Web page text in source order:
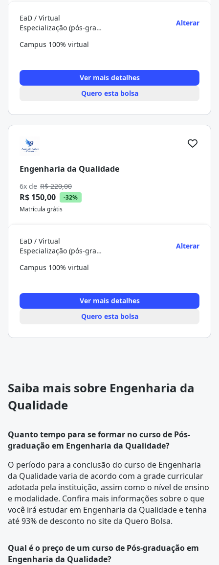
EaD / Virtual
Especialização (pós-graduação)
Alterar
Campus 100% virtual
Ver mais detalhes
Quero esta bolsa
Engenharia da Qualidade
6x de R$ 220,00
R$ 150,00
-32%
Matrícula grátis
EaD / Virtual
Especialização (pós-graduação)
Alterar
Campus 100% virtual
Ver mais detalhes
Quero esta bolsa
Saiba mais sobre Engenharia da
Qualidade
Quanto tempo para se formar no curso de Pós-
graduação em Engenharia da Qualidade?
O período para a conclusão do curso de Engenharia
da Qualidade varia de acordo com a grade curricular
adotada pela instituição, assim como o nível de ensino
e modalidade. Confira mais informações sobre o que
você irá estudar em Engenharia da Qualidade e tenha
até 93% de desconto no site da Quero Bolsa.
Qual é o preço de um curso de Pós-graduação em
Engenharia da Qualidade?